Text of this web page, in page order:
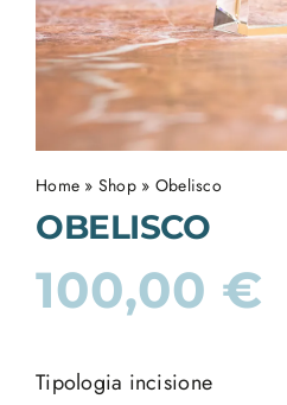
Home » Shop» Obelisco
OBELISCO
100,00 €
Tipologia incisione